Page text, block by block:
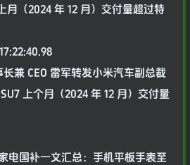
月（2024 年 12 月）交付量超过特
兼 CEO 雷军转发小米汽车副总裁
上个月（2024 年 12 月）交付量
电国补一文汇总：手机平板手表至